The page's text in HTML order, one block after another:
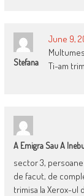
Stefana
June 9,
Ti-am
A Emigra Sau A
sector 3, persoane
de facut, de
trimisa la Xerox-ul